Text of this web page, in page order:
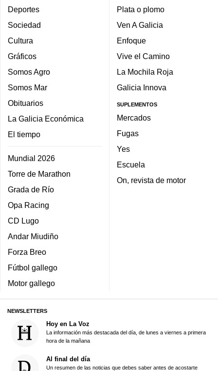
Deportes
Sociedad
Cultura
Gráficos
Somos Agro
Somos Mar
Obituarios
La Galicia Económica
El tiempo
Mundial 2026
Torre de Marathon
Grada de Río
Opa Racing
CD Lugo
Andar Miudiño
Forza Breo
Fútbol gallego
Motor gallego
Plata o plomo
Ven A Galicia
Enfoque
Vive el Camino
La Mochila Roja
Galicia Innova
SUPLEMENTOS
Mercados
Fugas
Yes
Escuela
On, revista de motor
NEWSLETTERS
Hoy en La Voz
La información más destacada del día, de lunes a viernes a primera
hora de la mañana
Al final del día
Un resumen de las noticias que debes saber antes de acostarte